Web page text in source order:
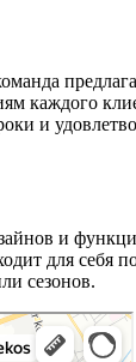
каждого
и
и
для себя
сезонов.